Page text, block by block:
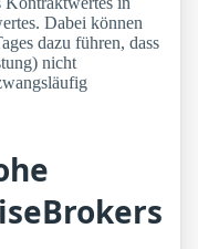
Dabei können
dazu führen, dass
nicht